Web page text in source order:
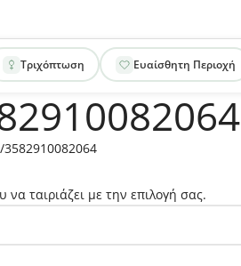
Τριχόπτωση Ευαίσθητη Περιοχή
3582910082064
ταιριάζει με την επιλογή σας.